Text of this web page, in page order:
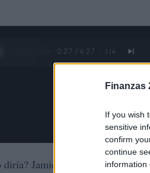
Finanzas
If you wish
sensitive
confirm
continue
information
0:28 / 4:27 1 /4
diría? Jamie Dimon, el CEO de